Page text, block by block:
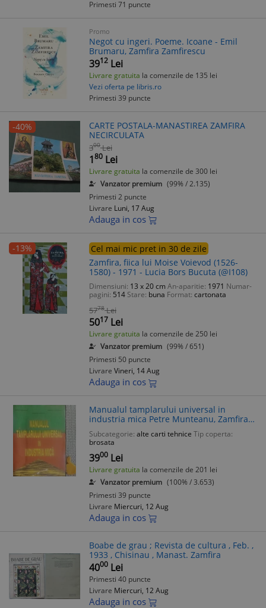
Primesti 71 puncte
Promo
Negot cu ingeri. Poeme. Icoane - Emil
Brumaru, Zamfira Zamfirescu
3912 Lei
Livrare gratuita la comenzile de 135 lei
Vezi oferta pe libris.ro
Primesti 39 puncte
-40%
CARTE POSTALA-MANASTIREA ZAMFIRA
NECIRCULATA
300 Lei
180 Lei
Livrare gratuita la comenzile de 300 lei
Vanzator premium (99% / 2.135)
Primesti 2 puncte
Livrare Luni, 17 Aug
Adauga in cos
-13%
Cel mai mic pret in 30 de zile
Zamfira, fiica lui Moise Voievod (1526-
1580) - 1971 - Lucia Bors Bucuta (@I108)
Dimensiuni: 13 x 20 cmAn-aparitie: 1971 Numar-
pagini: 514 Stare: buna Format: cartonata
5778 Lei
5017 Lei
Livrare gratuita la comenzile de 250 lei
Vanzator premium (99% / 651)
Primesti 50 puncte
Livrare Vineri, 14 Aug
Adauga in cos
Manualul tamplarului universal in
industria mica Petre Munteanu, Zamfira
Apostol, Gabriela Catrinoiu
Subcategorie: alte carti tehnice Tip coperta:
brosata
3900 Lei
Livrare gratuita la comenzile de 201 lei
Vanzator premium (100% / 3.653)
Primesti 39 puncte
Livrare Miercuri, 12 Aug
Adauga in cos
Boabe de grau ; Revista de cultura , Feb. ,
1933 , Chisinau , Manast. Zamfira
4000 Lei
Primesti 40 puncte
Livrare Miercuri, 12 Aug
Adauga in cos